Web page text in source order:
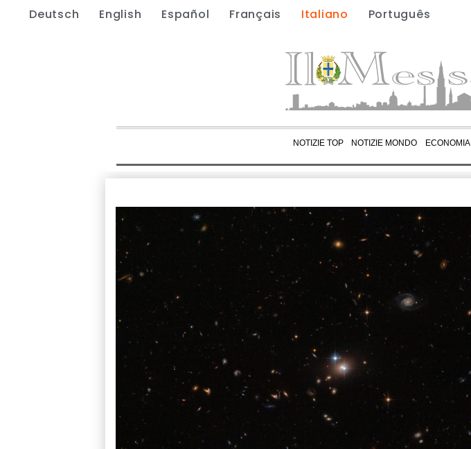
Deutsch English Español Français Italiano Português
NOTIZIE TOP NOTIZIE MONDO ECONOMIA